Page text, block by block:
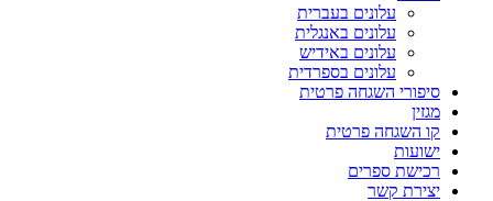
עלונים בעברית
עלונים באנגלית
עלונים באידיש
עלונים בספרדית
סיפורי השגחה פרטית
מגזין
קו השגחה פרטית
ישועות
רכישת ספרים
יצירת קשר